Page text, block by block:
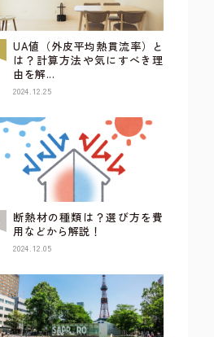
UA値（外皮平均熱貫流率）と
は？計算方法や気にすべき理
由を解...
2024.12.25
断熱材の種類は？選び方を費
用などから解説！
2024.12.05 すべてが見られるウェブカタログ